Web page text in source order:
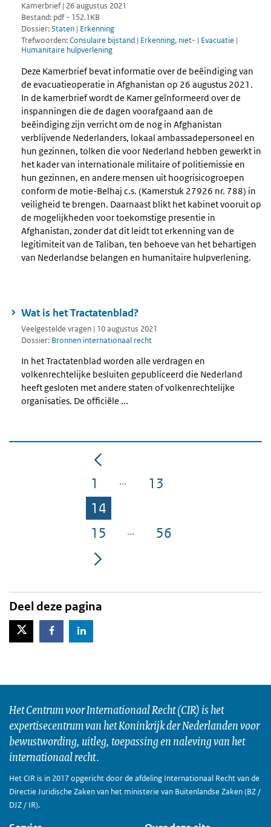
Kamerbrief | 26 augustus 2021
Bestand: pdf - 152.1KB
Dossier:Staten | Erkenning
Trefwoorden:Consulaire bijstand | Erkenning, niet- | Evacuatie |
Humanitaire hulpverlening
Deze Kamerbrief bevat informatie over de beëindiging van
de evacuatieoperatie in Afghanistan op 26 augustus 2021.
In de kamerbrief wordt de Kamer geïnformeerd over de
inspanningen die de dagen voorafgaand aan de
beëindiging zijn verricht om de nog in Afghanistan
verblijvende Nederlanders, lokaal ambassadepersoneel en
hun gezinnen, tolken die voor Nederland hebben gewerkt in
het kader van internationale militaire of politiemissie en
hun gezinnen, en andere mensen uit hoogrisicogroepen
conform de motie-Belhaj c.s. (Kamerstuk 27926 nr. 788) in
veiligheid te brengen. Daarnaast blikt het kabinet vooruit op
de mogelijkheden voor toekomstige presentie in
Afghanistan, zonder dat dit leidt tot erkenning van de
legitimiteit van de Taliban, ten behoeve van het behartigen
van Nederlandse belangen en humanitaire hulpverlening.
Wat is het Tractatenblad?
Veelgestelde vragen | 10 augustus 2021
Dossier: Bronnen internationaal recht
In het Tractatenblad worden alle verdragen en
volkenrechtelijke besluiten gepubliceerd die Nederland
heeft gesloten met andere staten of volkenrechtelijke
organisaties. De officiële ...
Pagina
1 Pagina
13
Pagina
14
Pagina
15 Pagina
56
Deel deze pagina
X-TwitterFacebookLinkedIn
Het Centrum voor Internationaal Recht (CIR) is het
expertisecentrum van het Koninkrijk der Nederlanden voor
bewustwording, uitleg, toepassing en naleving van het
internationaal recht.
Het CIR is in 2017 opgericht door de afdeling Internationaal Recht van de
Directie Juridische Zaken van het ministerie van Buitenlandse Zaken (BZ /
DJZ / IR).